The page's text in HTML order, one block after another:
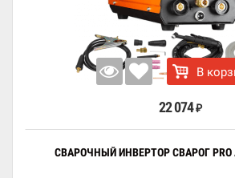
В
22 074 ₽
СВАРОЧНЫЙ ИНВЕРТОР СВАРОГ PRO